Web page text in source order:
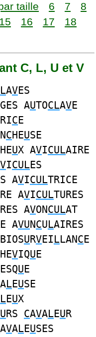
taille 6 7
8
15 16 17
18
C, L, U et V
AVES
AUTOCLAVE
CE
CHEUSE
HEUX AVICULAIRE
VICULES
AVICULTRICE
AVICULTURES
AVONCULAT
AVUNCULAIRES
URVEILLANCE
HEVIQUE
ESQUE
ALEUSE
LEUX
URS CAVALEUR
AVALEUSES